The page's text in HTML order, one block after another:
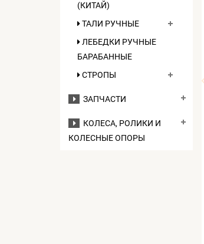
(КИТАЙ)
ТАЛИ РУЧНЫЕ
ЛЕБЕДКИ РУЧНЫЕ
БАРАБАННЫЕ
СТРОПЫ
ЗАПЧАСТИ
КОЛЕСА, РОЛИКИ И
КОЛЕСНЫЕ ОПОРЫ